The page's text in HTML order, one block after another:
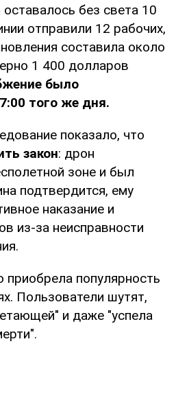
без света 10
отправили 12 рабочих,
составила около
1 400 долларов
было
того же дня.
показало, что
закон: дрон
зоне и был
подтвердится, ему
наказание и
из-за неисправности
популярность
Пользователи шутят,
и даже "успела